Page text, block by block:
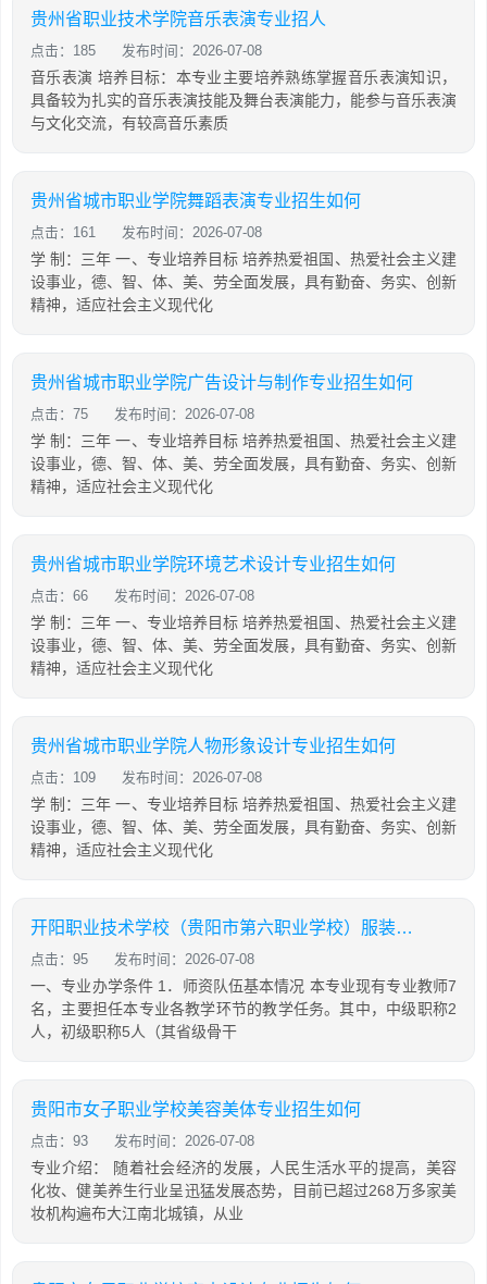
贵州省职业技术学院音乐表演专业招人
点击：185 发布时间：2026-07-08
音乐表演 培养目标：本专业主要培养熟练掌握音乐表演知识，
具备较为扎实的音乐表演技能及舞台表演能力，能参与音乐表演
与文化交流，有较高音乐素质
贵州省城市职业学院舞蹈表演专业招生如何
点击：161 发布时间：2026-07-08
学 制：三年 一、专业培养目标 培养热爱祖国、热爱社会主义建
设事业，德、智、体、美、劳全面发展，具有勤奋、务实、创新
精神，适应社会主义现代化
贵州省城市职业学院广告设计与制作专业招生如何
点击：75 发布时间：2026-07-08
学 制：三年 一、专业培养目标 培养热爱祖国、热爱社会主义建
设事业，德、智、体、美、劳全面发展，具有勤奋、务实、创新
精神，适应社会主义现代化
贵州省城市职业学院环境艺术设计专业招生如何
点击：66 发布时间：2026-07-08
学 制：三年 一、专业培养目标 培养热爱祖国、热爱社会主义建
设事业，德、智、体、美、劳全面发展，具有勤奋、务实、创新
精神，适应社会主义现代化
贵州省城市职业学院人物形象设计专业招生如何
点击：109 发布时间：2026-07-08
学 制：三年 一、专业培养目标 培养热爱祖国、热爱社会主义建
设事业，德、智、体、美、劳全面发展，具有勤奋、务实、创新
精神，适应社会主义现代化
开阳职业技术学校（贵阳市第六职业学校）服装制作与生产管理专业招生如何
点击：95 发布时间：2026-07-08
一、专业办学条件 1．师资队伍基本情况 本专业现有专业教师7
名，主要担任本专业各教学环节的教学任务。其中，中级职称2
人，初级职称5人（其省级骨干
贵阳市女子职业学校美容美体专业招生如何
点击：93 发布时间：2026-07-08
专业介绍： 随着社会经济的发展，人民生活水平的提高，美容
化妆、健美养生行业呈迅猛发展态势，目前已超过268万多家美
妆机构遍布大江南北城镇，从业